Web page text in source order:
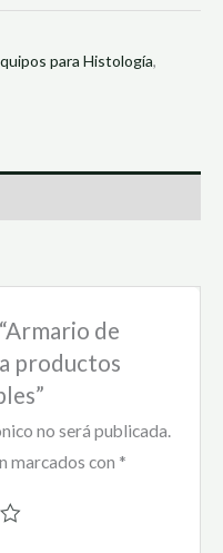
para Histología,
de
productos
no será publicada.
marcados con *